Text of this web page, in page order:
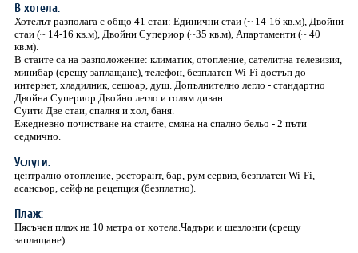
В хотела:
Хотелът разполага с общо 41 стаи: Единични стаи (~ 14-16 кв.м), Двойни
стаи (~ 14-16 кв.м), Двойни Супериор (~35 кв.м), Апартаменти (~ 40
кв.м).
В стаите са на разположение: климатик, отопление, сателитна телевизия,
минибар (срещу заплащане), телефон, безплатен Wi-Fi достъп до
интернет, хладилник, сешоар, душ. Допълнително легло - стандартно
Двойна Супериор Двойно легло и голям диван.
Суити Две стаи, спалня и хол, баня.
Ежедневно почистване на стаите, смяна на спално бельо - 2 пъти
седмично.
Услуги:
централно отопление, ресторант, бар, рум сервиз, безплатен Wi-Fi,
асансьор, сейф на рецепция (безплатно).
Плаж:
Пясъчен плаж на 10 метра от хотела.Чадъри и шезлонги (срещу
заплащане).